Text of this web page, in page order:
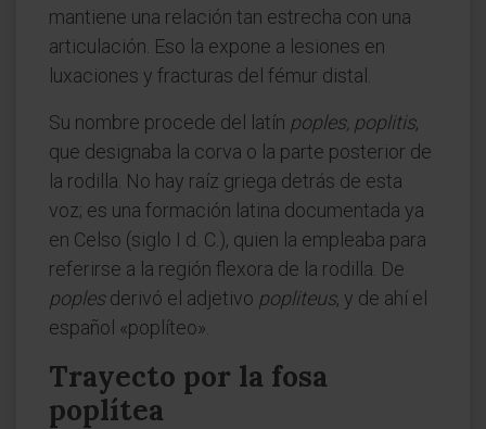
mantiene una relación tan estrecha con una
articulación. Eso la expone a lesiones en
luxaciones y fracturas del fémur distal.
Su nombre procede del latín poples, poplitis,
que designaba la corva o la parte posterior de
la rodilla. No hay raíz griega detrás de esta
voz; es una formación latina documentada ya
en Celso (siglo I d. C.), quien la empleaba para
referirse a la región flexora de la rodilla. De
poplesderivó el adjetivo popliteus, y de ahí el
español «poplíteo».
Trayecto por la fosa
poplítea